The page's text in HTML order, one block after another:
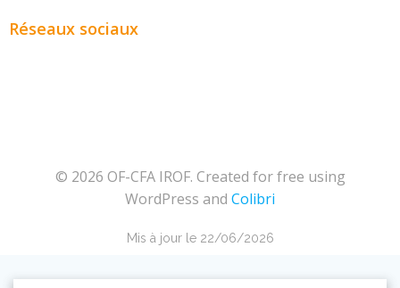
Réseaux sociaux
© 2026 OF-CFA IROF. Created for free using
WordPress and Colibri
Mis à jour le 22/06/2026